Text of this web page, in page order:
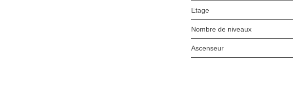
Etage
Nombre de niveaux
Ascenseur